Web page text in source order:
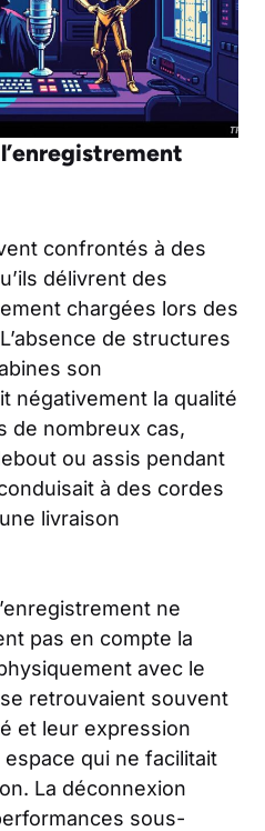
confrontés à des
délivrent des
chargées lors des
de structures
son
négativement la qualité
de nombreux cas,
ou assis pendant
à des cordes
livraison
ne
pas en compte la
avec le
retrouvaient souvent
et leur expression
qui ne facilitait
La déconnexion
sous-